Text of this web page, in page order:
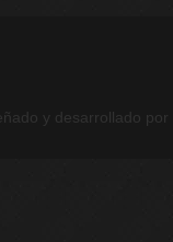
y desarrollado por